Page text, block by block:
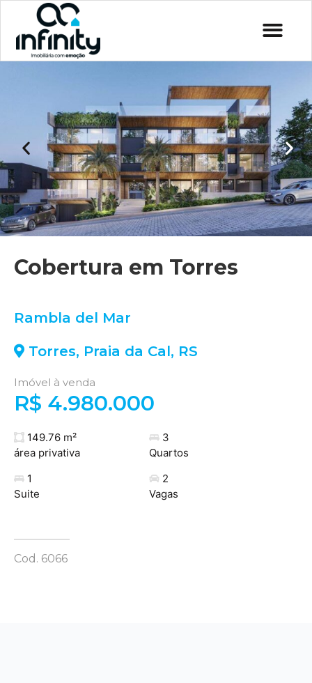
Cobertura em Torres
Rambla del Mar
Torres, Praia da Cal, RS
Imóvel à venda
R$ 4.980.000
149.76 m²
área privativa
3
Quartos
1
Suite
2
Vagas
Cod. 6066